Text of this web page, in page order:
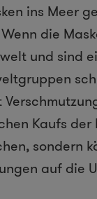
ins Meer
die
und sind
Kaufs
sondern
auf die